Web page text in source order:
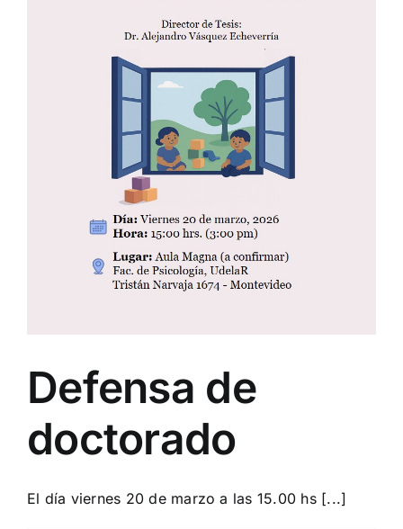
Defensa de
doctorado
El día viernes 20 de marzo a las 15.00 hs [...]